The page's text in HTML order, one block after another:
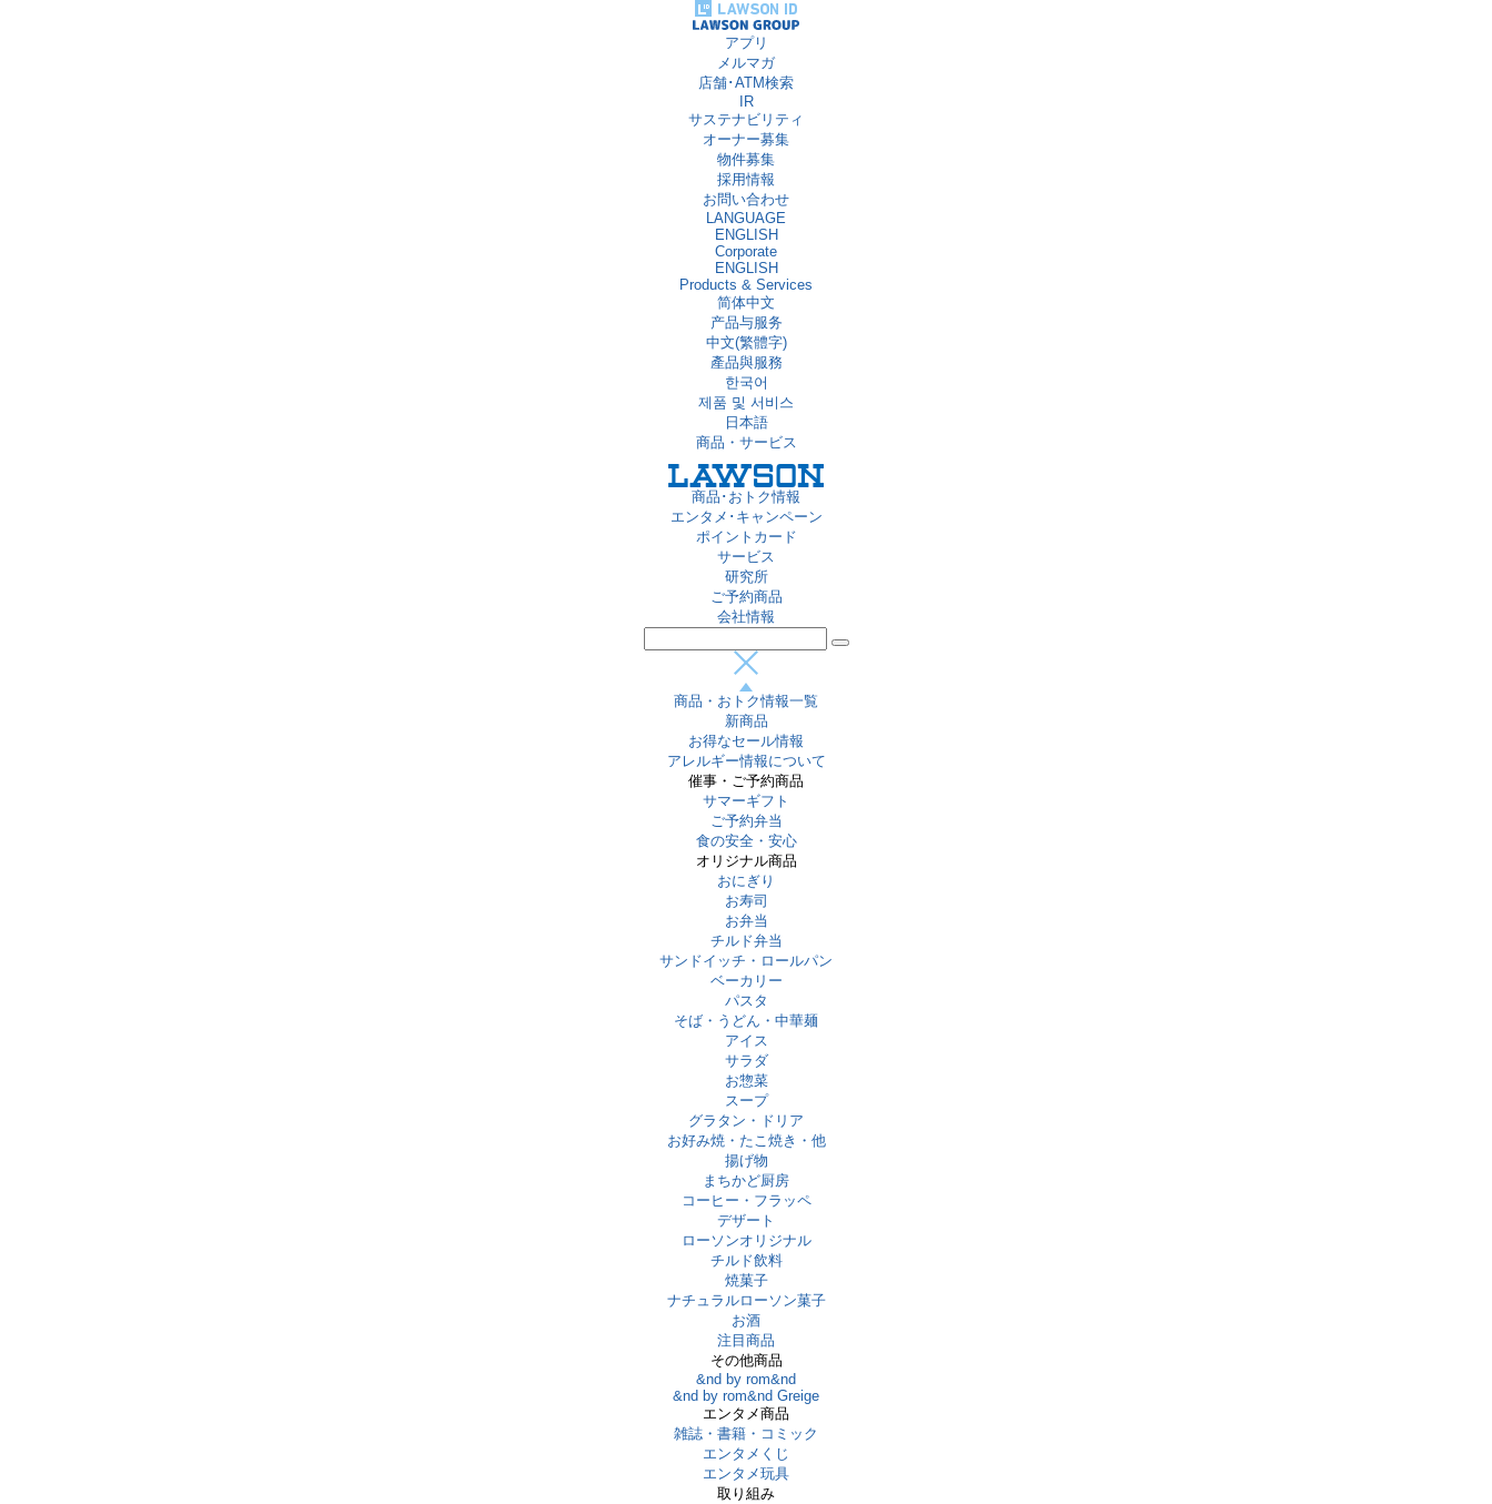
アプリ
メルマガ
店舗･ATM検索
IR
サステナビリティ
オーナー募集
物件募集
採用情報
お問い合わせ
LANGUAGE
ENGLISH
Corporate
ENGLISH
Products & Services
简体中文
产品与服务
中文(繁體字)
產品與服務
한국어
제품 및 서비스
日本語
商品・サービス
商品･おトク情報
エンタメ･キャンペーン
ポイントカード
サービス
研究所
ご予約商品
会社情報
商品・おトク情報一覧
新商品
お得なセール情報
アレルギー情報について
催事・ご予約商品
サマーギフト
ご予約弁当
食の安全・安心
オリジナル商品
おにぎり
お寿司
お弁当
チルド弁当
サンドイッチ・ロールパン
ベーカリー
パスタ
そば・うどん・中華麺
アイス
サラダ
お惣菜
スープ
グラタン・ドリア
お好み焼・たこ焼き・他
揚げ物
まちかど厨房
コーヒー・フラッペ
デザート
ローソンオリジナル
チルド飲料
焼菓子
ナチュラルローソン菓子
お酒
注目商品
その他商品
&nd by rom&nd
&nd by rom&nd Greige
エンタメ商品
雑誌・書籍・コミック
エンタメくじ
エンタメ玩具
取り組み